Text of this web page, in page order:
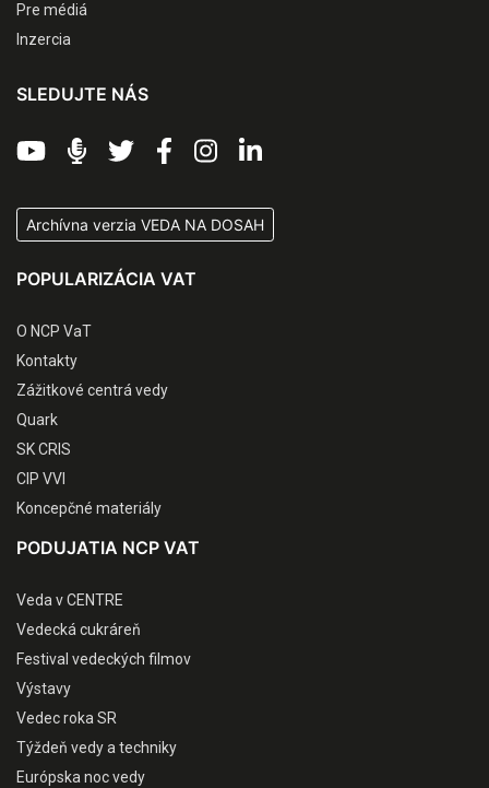
Pre médiá
Inzercia
SLEDUJTE NÁS
Archívna verzia VEDA NA DOSAH
POPULARIZÁCIA VAT
O NCP VaT
Kontakty
Zážitkové centrá vedy
Quark
SK CRIS
CIP VVI
Koncepčné materiály
PODUJATIA NCP VAT
Veda v CENTRE
Vedecká cukráreň
Festival vedeckých filmov
Výstavy
Vedec roka SR
Týždeň vedy a techniky
Európska noc vedy